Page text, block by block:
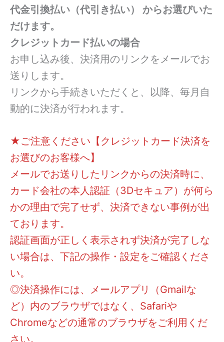
代金引換払い（代引き払い） からお選びいた
だけます。
クレジットカード払いの場合
お申し込み後、決済用のリンクをメールでお
送りします。
リンクから手続きいただくと、以降、毎月自
動的に決済が行われます。
★ご注意ください【クレジットカード決済を
お選びのお客様へ】
メールでお送りしたリンクからの決済時に、
カード会社の本人認証（3Dセキュア）が何ら
かの理由で完了せず、決済できない事例が出
ております。
認証画面が正しく表示されず決済が完了しな
い場合は、下記の操作・設定をご確認くださ
い。
◎決済操作には、メールアプリ（Gmailな
ど）内のブラウザではなく、Safariや
Chromeなどの通常のブラウザをご利用くだ
さい。